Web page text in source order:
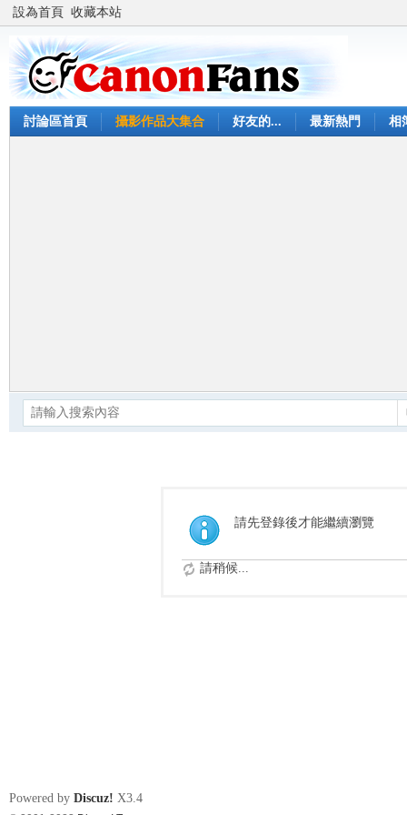
設為首頁 收藏本站
討論區首頁 攝影作品大集合 好友的... 最新熱門 相
請先登錄後才能繼續瀏覽
請稍候...
Powered by Discuz! X3.4